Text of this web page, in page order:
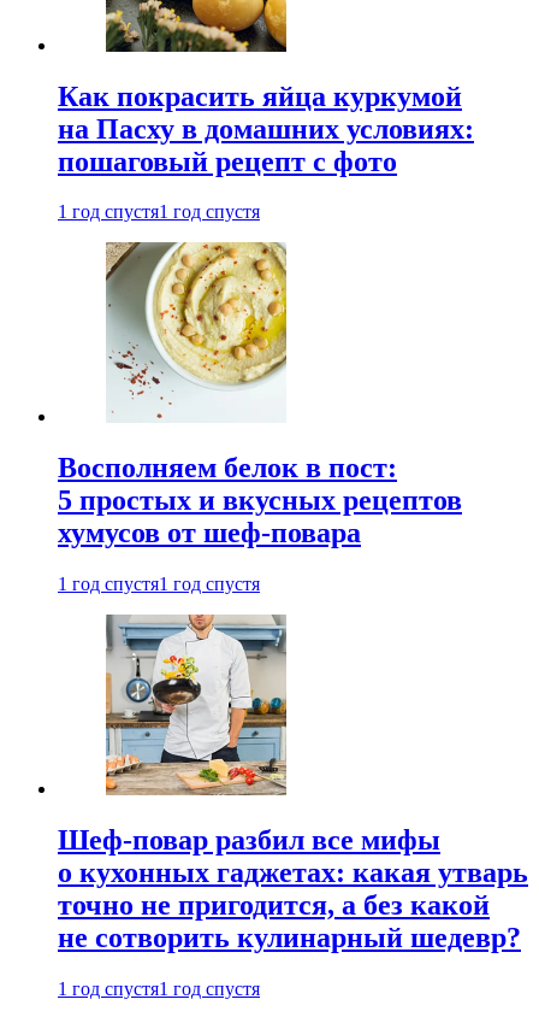
Как покрасить яйца куркумой
на Пасху в домашних условиях:
пошаговый рецепт с фото
1 год спустя1 год спустя
Восполняем белок в пост:
5 простых и вкусных рецептов
хумусов от шеф-повара
1 год спустя1 год спустя
Шеф-повар разбил все мифы
о кухонных гаджетах: какая утварь
точно не пригодится, а без какой
не сотворить кулинарный шедевр?
1 год спустя1 год спустя